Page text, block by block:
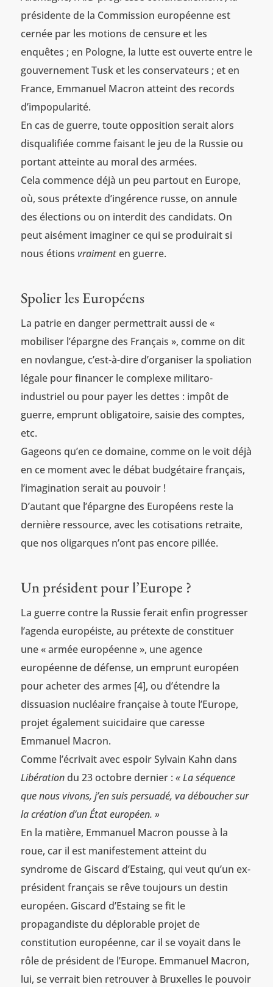
présidente de la Commission européenne est
cernée par les motions de censure et les
enquêtes ; en Pologne, la lutte est ouverte entre le
gouvernement Tusk et les conservateurs ; et en
France, Emmanuel Macron atteint des records
d’impopularité.
En cas de guerre, toute opposition serait alors
disqualifiée comme faisant le jeu de la Russie ou
portant atteinte au moral des armées.
Cela commence déjà un peu partout en Europe,
où, sous prétexte d’ingérence russe, on annule
des élections ou on interdit des candidats. On
peut aisément imaginer ce qui se produirait si
nous étions vraimenten guerre.
Spolier les Européens
La patrie en danger permettrait aussi de «
mobiliser l’épargne des Français », comme on dit
en novlangue, c’est-à-dire d’organiser la spoliation
légale pour financer le complexe militaro-
industriel ou pour payer les dettes : impôt de
guerre, emprunt obligatoire, saisie des comptes,
etc.
Gageons qu’en ce domaine, comme on le voit déjà
en ce moment avec le débat budgétaire français,
l’imagination serait au pouvoir !
D’autant que l’épargne des Européens reste la
dernière ressource, avec les cotisations retraite,
que nos oligarques n’ont pas encore pillée.
Un président pour l’Europe ?
La guerre contre la Russie ferait enfin progresser
l’agenda européiste, au prétexte de constituer
une « armée européenne », une agence
européenne de défense, un emprunt européen
pour acheter des armes [4], ou d’étendre la
dissuasion nucléaire française à toute l’Europe,
projet également suicidaire que caresse
Emmanuel Macron.
Comme l’écrivait avec espoir Sylvain Kahn dans
Libérationdu 23 octobre dernier : « La séquence
que nous vivons, j’en suis persuadé, va déboucher sur
la création d’un État européen. »
En la matière, Emmanuel Macron pousse à la
roue, car il est manifestement atteint du
syndrome de Giscard d’Estaing, qui veut qu’un ex-
président français se rêve toujours un destin
européen. Giscard d’Estaing se fit le
propagandiste du déplorable projet de
constitution européenne, car il se voyait dans le
rôle de président de l’Europe. Emmanuel Macron,
lui, se verrait bien retrouver à Bruxelles le pouvoir